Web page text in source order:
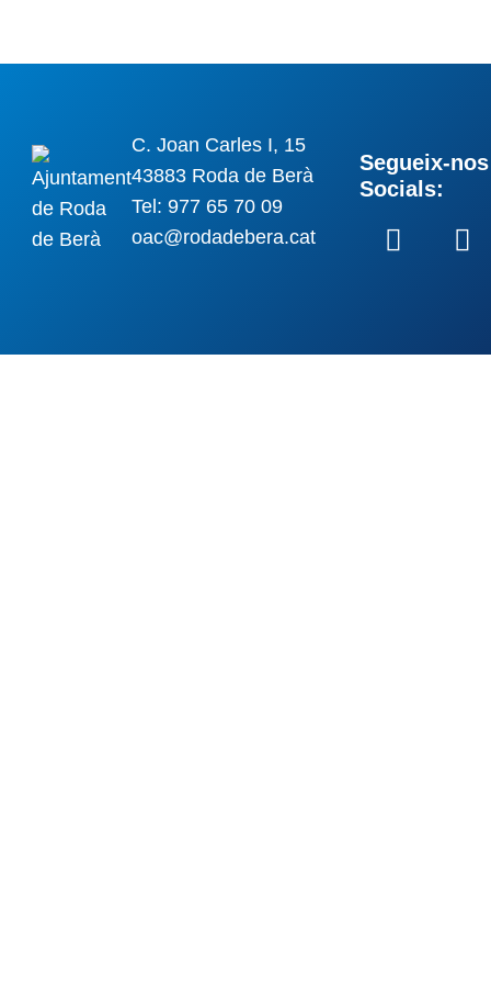
C. Joan Carles I, 15
43883 Roda de Berà
Tel: 977 65 70 09
oac@rodadebera.cat
Segueix-
Socials: